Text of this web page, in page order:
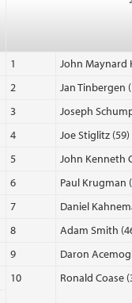
1
John Maynard
2
Jan Tinbergen
3
Joseph
4
Joe Stiglitz (59)
5
John Kenneth
6
Paul Krugman
7
Daniel
8
Adam Smith
9
Daron
10
Ronald Coase